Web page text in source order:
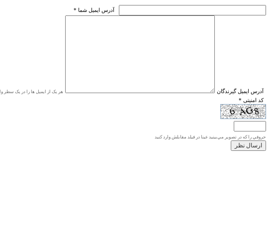
* آدرس ايميل شما
* آدرس ايميل گيرندگان هر یک از ایمیل ها را در یک سطر وارد
* کد امنیتی
حروفي را كه در تصوير مي‌بينيد عينا در فيلد مقابلش وارد كنيد